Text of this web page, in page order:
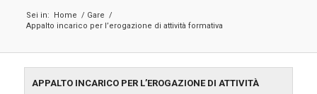
Sei in: Home / Gare /
Appalto incarico per l’erogazione di attività formativa
APPALTO INCARICO PER L’EROGAZIONE DI ATTIVITÀ